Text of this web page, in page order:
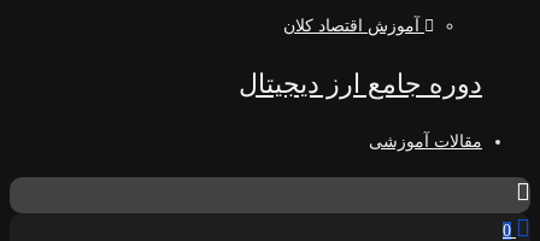
آموزش اقتصاد کلان
دوره جامع ارز دیجیتال
مقالات آموزشی
0